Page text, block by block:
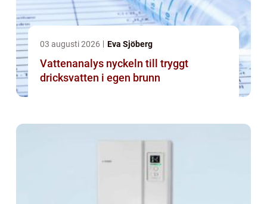
03 augusti 2026 Eva Sjöberg
Vattenanalys nyckeln till tryggt
dricksvatten i egen brunn